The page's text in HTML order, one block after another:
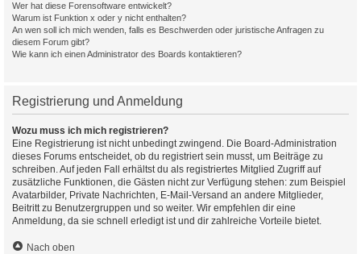
Wer hat diese Forensoftware entwickelt?
Warum ist Funktion x oder y nicht enthalten?
An wen soll ich mich wenden, falls es Beschwerden oder juristische Anfragen zu
diesem Forum gibt?
Wie kann ich einen Administrator des Boards kontaktieren?
Registrierung und Anmeldung
Wozu muss ich mich registrieren?
Eine Registrierung ist nicht unbedingt zwingend. Die Board-Administration
dieses Forums entscheidet, ob du registriert sein musst, um Beiträge zu
schreiben. Auf jeden Fall erhältst du als registriertes Mitglied Zugriff auf
zusätzliche Funktionen, die Gästen nicht zur Verfügung stehen: zum Beispiel
Avatarbilder, Private Nachrichten, E-Mail-Versand an andere Mitglieder,
Beitritt zu Benutzergruppen und so weiter. Wir empfehlen dir eine
Anmeldung, da sie schnell erledigt ist und dir zahlreiche Vorteile bietet.
Nach oben